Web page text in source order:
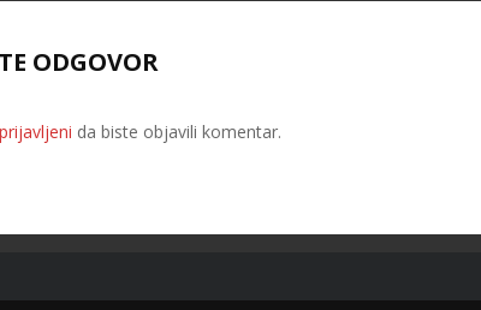
ODGOVOR
prijavljeni da biste objavili komentar.